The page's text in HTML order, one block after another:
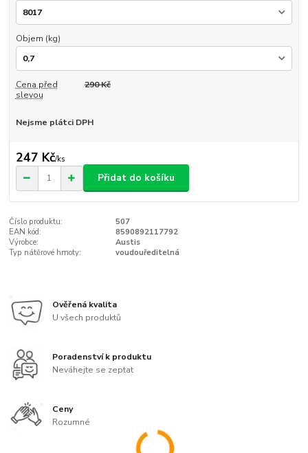
Objem (kg)
Cena před
slevou
290 Kč
Nejsme plátci DPH
247 Kč/ks
Přidat do košíku
Číslo produktu:
507
EAN kód:
8590892117792
Výrobce:
Austis
Typ nátěrové hmoty:
voudouředitelná
Ověřená kvalita
U všech produktů
Poradenství k produktu
Neváhejte se zeptat
Ceny
Rozumné